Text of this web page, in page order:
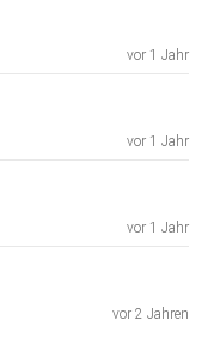
vor 1 Jahr
vor 1 Jahr
vor 1 Jahr
vor 2 Jahren